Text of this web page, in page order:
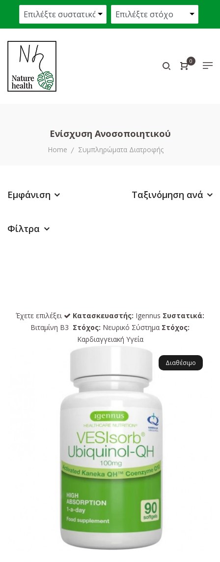
0
Ενίσχυση Ανοσοποιητικού
Home Συμπληρώματα Διατροφής
Εμφάνιση Ταξινόμηση ανά
Φίλτρα
Έχετε επιλέξει Κατασκευαστής: Igennus Συστατικά:
Βιταμίνη Β3 Στόχος: Νευρικό Σύστημα Στόχος:
Καρδιαγγειακή Υγεία
Διαθέσιμο